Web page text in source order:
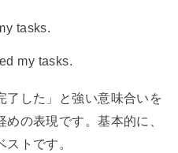
tasks.
my tasks.
了した」と強い意味合いを
の表現です。基本的に、
トです。